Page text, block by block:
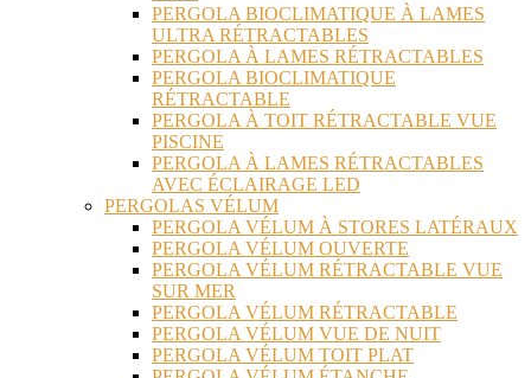
PERGOLA BIOCLIMATIQUE À LAMES
ULTRA RÉTRACTABLES
PERGOLA À LAMES RÉTRACTABLES
PERGOLA BIOCLIMATIQUE
RÉTRACTABLE
PERGOLA À TOIT RÉTRACTABLE VUE
PISCINE
PERGOLA À LAMES RÉTRACTABLES
AVEC ÉCLAIRAGE LED
PERGOLAS VÉLUM
PERGOLA VÉLUM À STORES LATÉRAUX
PERGOLA VÉLUM OUVERTE
PERGOLA VÉLUM RÉTRACTABLE VUE
SUR MER
PERGOLA VÉLUM RÉTRACTABLE
PERGOLA VÉLUM VUE DE NUIT
PERGOLA VÉLUM TOIT PLAT